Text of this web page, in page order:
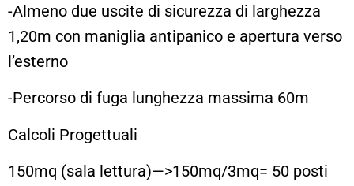
-Almeno due uscite di sicurezza di larghezza
1,20m con maniglia antipanico e apertura verso
l’esterno
-Percorso di fuga lunghezza massima 60m
Calcoli Progettuali
150mq (sala lettura)—>150mq/3mq= 50 posti